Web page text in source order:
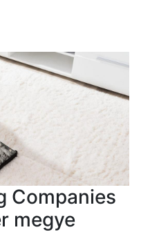
Companies
megye